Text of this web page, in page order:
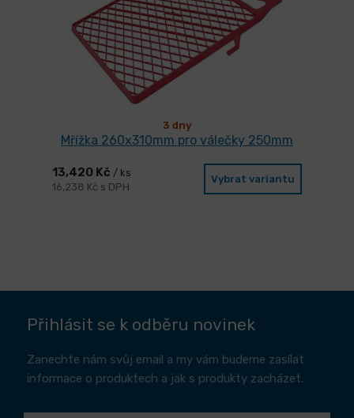
3 dny
Mřížka 260x310mm pro válečky 250mm
13,420 Kč / ks
16,238 Kč s DPH
Vybrat variantu
Přihlásit se k odběru novinek
Zanechte nám svůj email a my vám budeme zasílat
informace o produktech a jak s produkty zacházet.